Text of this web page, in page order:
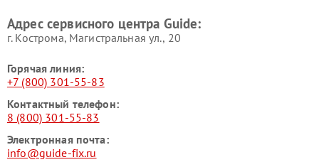
Адрес сервисного центра Guide:
г. Кострома, Магистральная ул., 20
Горячая линия:
+7 (800) 301-55-83
Контактный телефон:
8 (800) 301-55-83
Электронная почта:
info@guide-fix.ru